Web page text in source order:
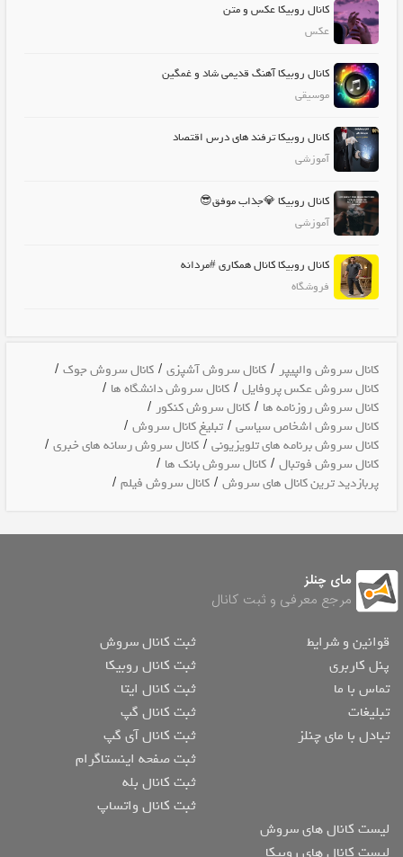
کانال روبیکا عکس و متن
عکس
کانال روبیکا آهنگ قدیمی شاد و غمگین
موسیقی
کانال روبیکا ترفند های درس اقتصاد
آموزشی
کانال روبیکا 💎جذاب موفق😎
آموزشی
کانال روبیکا کانال همکاری #مردانه
فروشگاه
کانال سروش والپیپر /کانال سروش آشپزی /کانال سروش جوک /
کانال سروش عکس پروفایل /کانال سروش دانشگاه ها /
کانال سروش روزنامه ها /کانال سروش کنکور /
کانال سروش اشخاص سیاسی /تبلیغ کانال سروش /
کانال سروش برنامه های تلویزیونی /کانال سروش رسانه های خبری /
کانال سروش فوتبال /کانال سروش بانک ها /
پربازدید ترین کانال های سروش /کانال سروش فیلم /
مای چنلز
مرجع معرفی و ثبت کانال
قوانین و شرایط
پنل کاربری
تماس با ما
تبلیغات
تبادل با مای چنلز
ثبت کانال سروش
ثبت کانال روبیکا
ثبت کانال ایتا
ثبت کانال گپ
ثبت کانال آی گپ
ثبت صفحه اینستاگرام
ثبت کانال بله
ثبت کانال واتساپ
لیست کانال های سروش